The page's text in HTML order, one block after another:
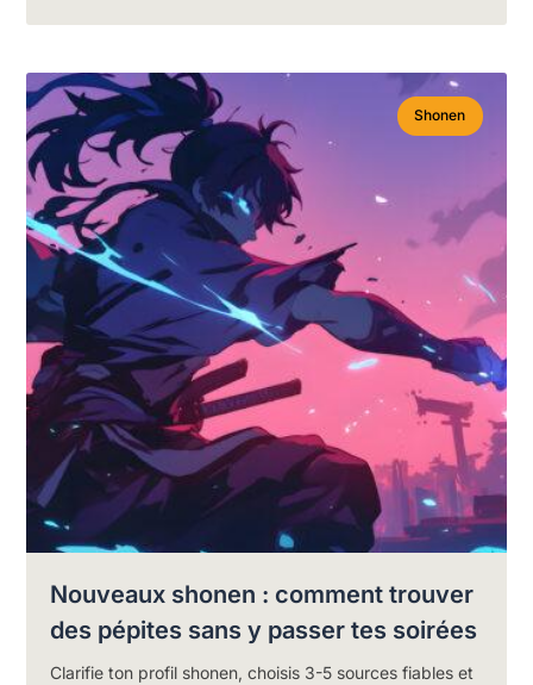
Shonen
Nouveaux shonen : comment trouver
des pépites sans y passer tes soirées
Clarifie ton profil shonen, choisis 3-5 sources fiables et